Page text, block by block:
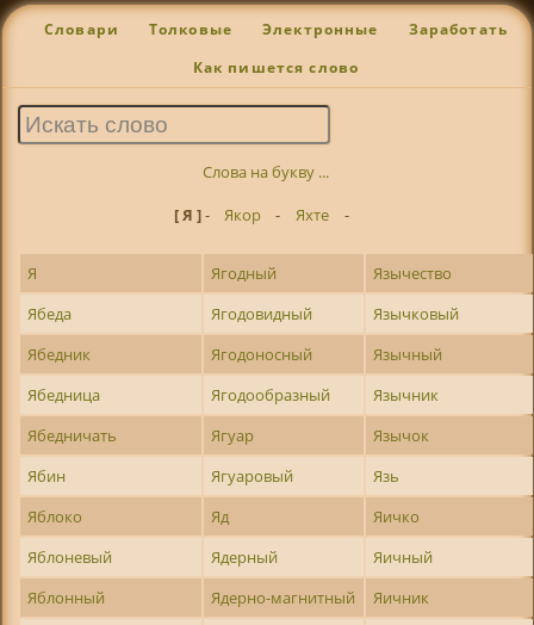
Словари Толковые Электронные Заработать
Как пишется слово
Слова на букву ...
[ Я ]- Якор - Яхте -
Я Ягодный
Язычество
Ябеда
Ягодовидный
Язычковый
Ябедник
Ягодоносный
Язычный
Ябедница
Ягодообразный
Язычник
Ябедничать
Ягуар
Язычок
Ябин
Ягуаровый
Язь
Яблоко
Яд
Яичко
Яблоневый
Ядерный
Яичный
Яблонный
Ядерно-магнитный Яичник